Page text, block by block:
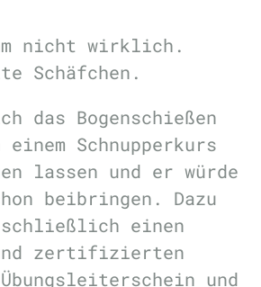
nicht wirklich.
Schäfchen.
das Bogenschießen
Schnupperkurs
lassen und er würde
beibringen. Dazu
einen
zertifizierten
und